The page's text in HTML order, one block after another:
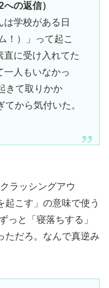
の返信）
学校がある日
！）」って起こ
直に受け入れてた
一人もいなかっ
きて取りかか
から気付いた。
ラッシングアウ
起こす」の意味で使う
っと「寝落ちする」
ただろ。なんで真逆み